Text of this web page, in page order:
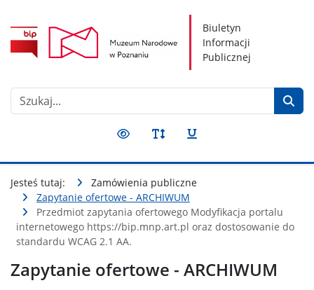
Biuletyn
Informacji
Publicznej
Szukaj
Jesteś tutaj:
Zamówienia publiczne
Zapytanie ofertowe - ARCHIWUM
Przedmiot zapytania ofertowego Modyfikacja portalu
internetowego https://bip.mnp.art.pl oraz dostosowanie do
standardu WCAG 2.1 AA.
Zapytanie ofertowe - ARCHIWUM